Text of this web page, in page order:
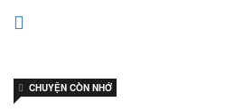
CHUYỆN CÒN NHỚ